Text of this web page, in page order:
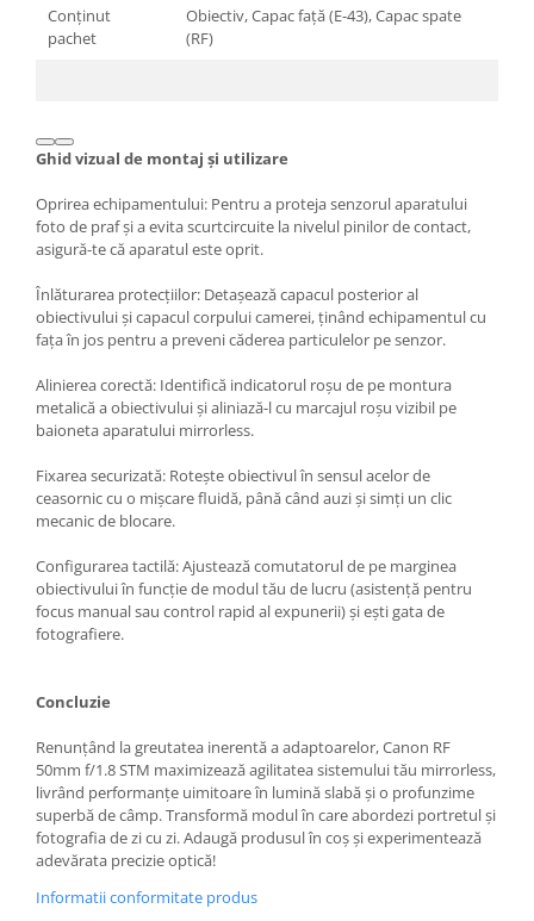
Lampi lumina continua
Stative/boom-uri pentru lumini
Suporti pentru fundaluri
Blende
Umbrele
produs
Declansatoare Radio si Infrarosu
Becuri si lampa blitz studio
Suruburi si piulite, adaptoare de
trecere
Calibrare expunere
Cartuse si cerneluri
Imprimante
Scannere Documente
Materiale foto alb-negru
Aparate foto unica folosinta
Filme instant FUJI INSTAX
Chimicale developare film alb-
Conținut
pachet
Obiectiv, Capac față (E-43), Capac spate
(RF)
Ghid vizual de montaj și utilizare
Oprirea echipamentului: Pentru a proteja senzorul aparatului
foto de praf și a evita scurtcircuite la nivelul pinilor de contact,
asigură-te că aparatul este oprit.
Înlăturarea protecțiilor: Detașează capacul posterior al
obiectivului și capacul corpului camerei, ținând echipamentul cu
fața în jos pentru a preveni căderea particulelor pe senzor.
Alinierea corectă: Identifică indicatorul roșu de pe montura
metalică a obiectivului și aliniază-l cu marcajul roșu vizibil pe
baioneta aparatului mirrorless.
Fixarea securizată: Rotește obiectivul în sensul acelor de
ceasornic cu o mișcare fluidă, până când auzi și simți un clic
mecanic de blocare.
Configurarea tactilă: Ajustează comutatorul de pe marginea
obiectivului în funcție de modul tău de lucru (asistență pentru
focus manual sau control rapid al expunerii) și ești gata de
fotografiere.
Concluzie
Renunțând la greutatea inerentă a adaptoarelor, Canon RF
50mm f/1.8 STM maximizează agilitatea sistemului tău mirrorless,
livrând performanțe uimitoare în lumină slabă și o profunzime
superbă de câmp. Transformă modul în care abordezi portretul și
fotografia de zi cu zi. Adaugă produsul în coș și experimentează
adevărata precizie optică!
Informatii conformitate produs